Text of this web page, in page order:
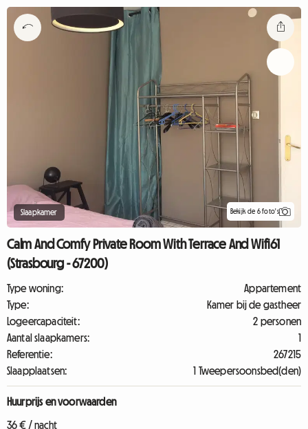
Slaapkamer Bekijk de 6 foto's
Calm And Comfy Private Room With Terrace And Wifi61
(Strasbourg - 67200)
Type woning:
Appartement
Type:
Kamer bij de gastheer
Logeercapaciteit:
2 personen
Aantal slaapkamers:
1
Referentie:
267215
Slaapplaatsen:
1 Tweepersoonsbed(den)
Huurprijs en voorwaarden
36 € / nacht